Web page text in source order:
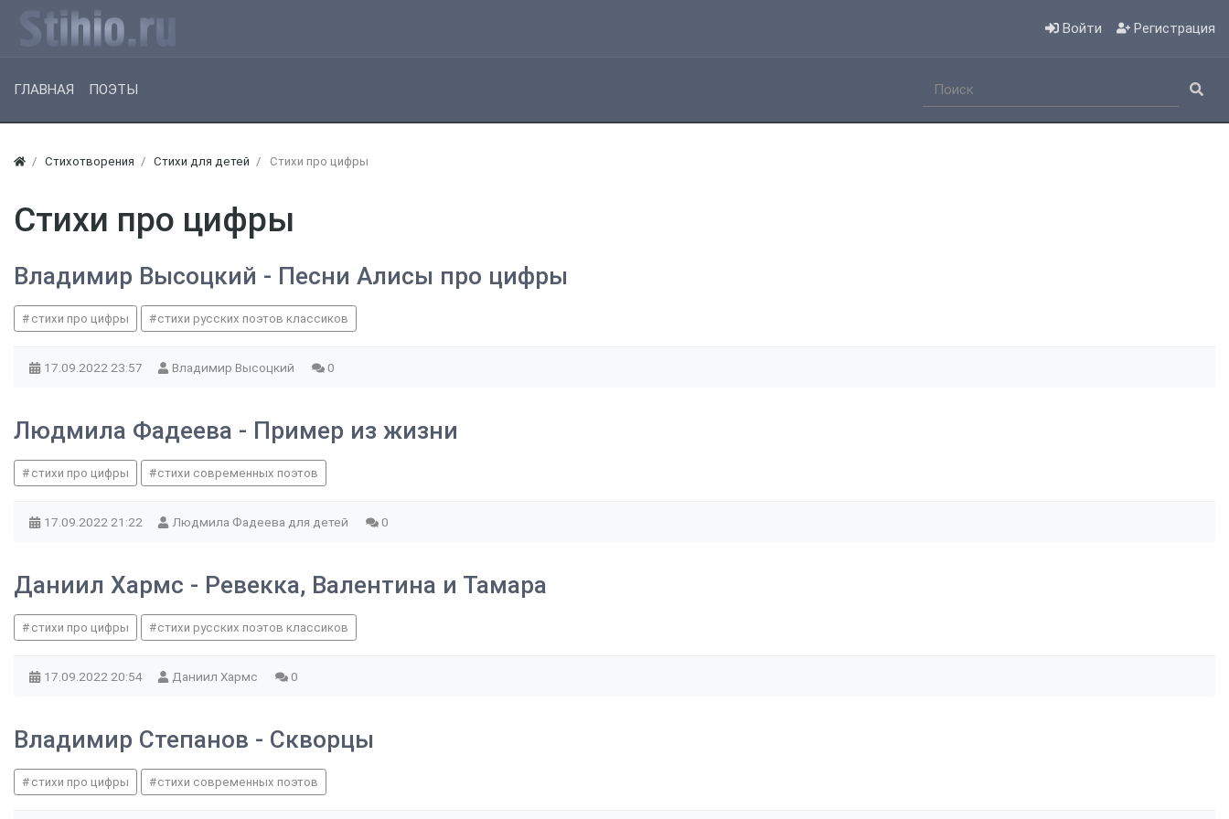
Войти Регистрация
ГЛАВНАЯ ПОЭТЫ
Стихотворения Стихи для детей Стихи про цифры
Стихи про цифры
Владимир Высоцкий - Песни Алисы про цифры
стихи про цифры стихи русских поэтов классиков
17.09.2022 23:57 Владимир Высоцкий 0
Людмила Фадеева - Пример из жизни
стихи про цифры стихи современных поэтов
17.09.2022 21:22 Людмила Фадеева для детей 0
Даниил Хармс - Ревекка, Валентина и Тамара
стихи про цифры стихи русских поэтов классиков
17.09.2022 20:54 Даниил Хармс 0
Владимир Степанов - Скворцы
стихи про цифры стихи современных поэтов